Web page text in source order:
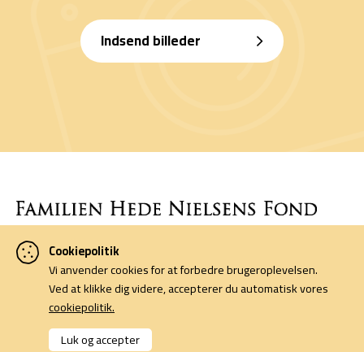
Indsend billeder
Denne side er finansieret af Familien Hede Nielsens Fond og drives
af foreningen Horsens Billeders Venner.
Cookiepolitik
Kontakt
Cookiepolitik
Vi anvender cookies for at forbedre brugeroplevelsen.
Ved at klikke dig videre, accepterer du automatisk vores
cookiepolitik.
Luk og accepter